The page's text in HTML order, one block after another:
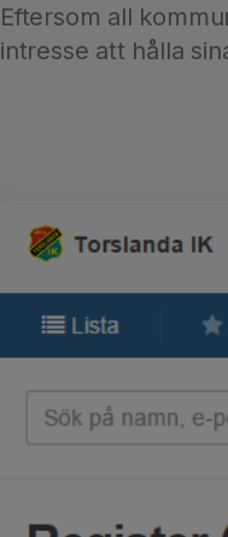
Eftersom all
intresse att hålla